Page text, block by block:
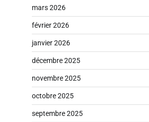
mars 2026
février 2026
janvier 2026
décembre 2025
novembre 2025
octobre 2025
septembre 2025